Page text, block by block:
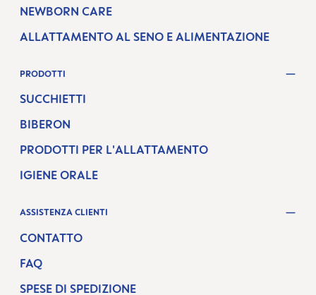
NEWBORN CARE
ALLATTAMENTO AL SENO E ALIMENTAZIONE
PRODOTTI
SUCCHIETTI
BIBERON
PRODOTTI PER L'ALLATTAMENTO
IGIENE ORALE
ASSISTENZA CLIENTI
CONTATTO
FAQ
SPESE DI SPEDIZIONE